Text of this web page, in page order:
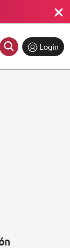
Login